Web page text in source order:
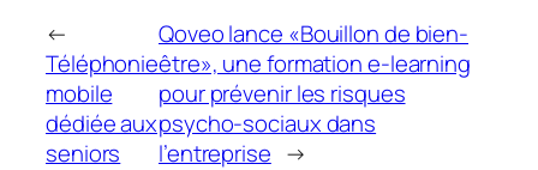
←
Téléphonie
mobile
dédiée aux
seniors
Qoveo lance «Bouillon de bien-
être», une formation e-learning
pour prévenir les risques
psycho-sociaux dans
l’entreprise →